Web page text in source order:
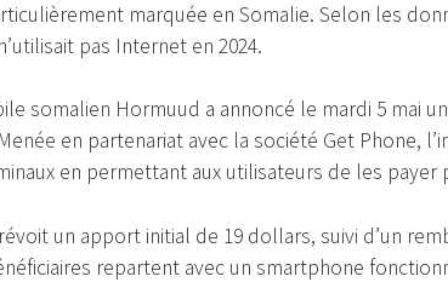
marquée en Somalie. Selon les
pas Internet en 2024.
somalien Hormuud a annoncé le mardi 5 mai
en partenariat avec la société Get Phone,
en permettant aux utilisateurs de les payer
un apport initial de 19 dollars, suivi d’un
repartent avec un smartphone